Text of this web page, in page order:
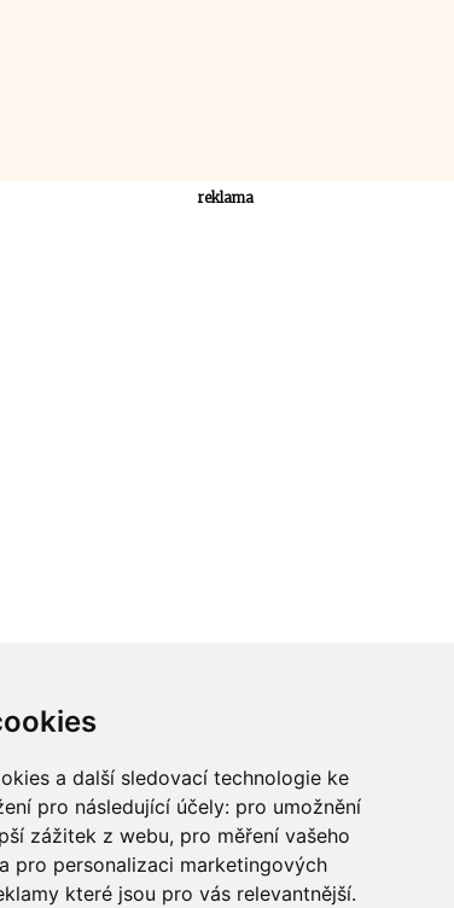
a další sledovací technologie ke
pro následující účely: pro umožnění
zážitek z webu, pro měření vašeho
pro personalizaci marketingových
které jsou pro vás relevantnější.
reklama
spolupracovat?